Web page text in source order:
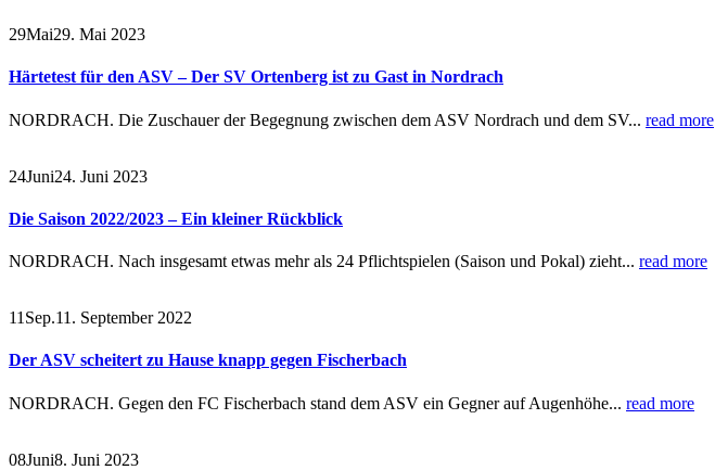
29Mai29. Mai 2023
Härtetest für den ASV – Der SV Ortenberg ist zu Gast in Nordrach
NORDRACH. Die Zuschauer der Begegnung zwischen dem ASV Nordrach und dem SV... read more
24Juni24. Juni 2023
Die Saison 2022/2023 – Ein kleiner Rückblick
NORDRACH. Nach insgesamt etwas mehr als 24 Pflichtspielen (Saison und Pokal) zieht... read more
11 Sep.11. September 2022
Der ASV scheitert zu Hause knapp gegen Fischerbach
NORDRACH. Gegen den FC Fischerbach stand dem ASV ein Gegner auf Augenhöhe... read more
08Juni8. Juni 2023